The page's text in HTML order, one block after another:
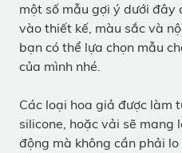
một số mẫu gợi ý dưới đây
vào thiết kế, màu sắc và
bạn có thể lựa chọn mẫu
của mình nhé.
Các loại hoa giả được làm
silicone, hoặc vải sẽ mang
động mà không cần phải